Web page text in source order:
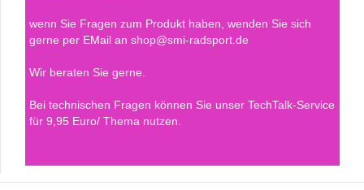
wenn Sie Fragen zum Produkt haben, wenden Sie sich
gerne per EMail an shop@smi-radsport.de
Wir beraten Sie gerne.
Bei technischen Fragen können Sie unser TechTalk-Service
für 9,95 Euro/ Thema nutzen.